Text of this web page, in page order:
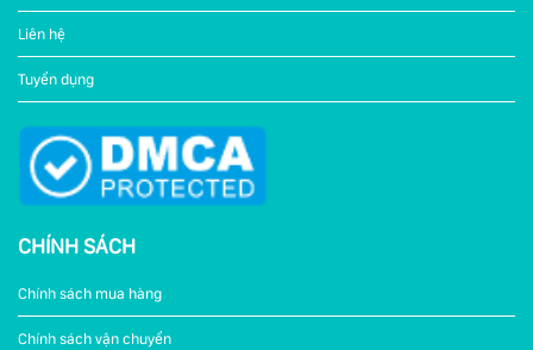
Liên hệ
Tuyển dụng
CHÍNH SÁCH
Chính sách mua hàng
Chính sách vận chuyển